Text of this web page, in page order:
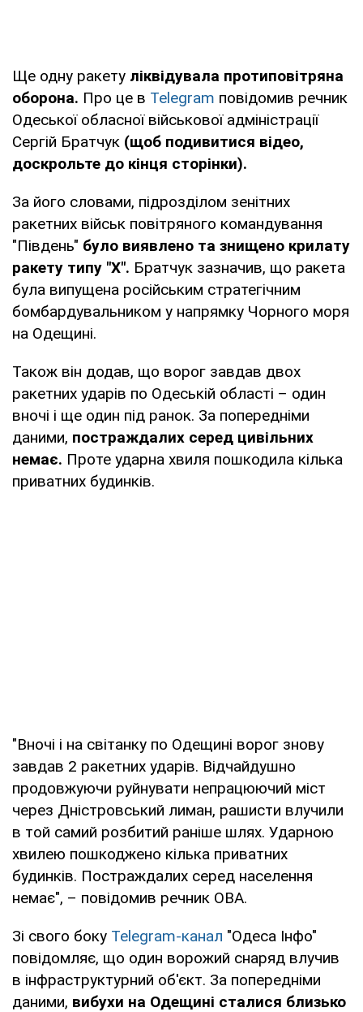
Ще одну ракету ліквідувала протиповітряна
оборона. Про це в Telegram повідомив речник
Одеської обласної військової адміністрації
Сергій Братчук (щоб подивитися відео,
доскрольте до кінця сторінки).
За його словами, підрозділом зенітних
ракетних військ повітряного командування
"Південь" було виявлено та знищено крилату
ракету типу "Х". Братчук зазначив, що ракета
була випущена російським стратегічним
бомбардувальником у напрямку Чорного моря
на Одещині.
Також він додав, що ворог завдав двох
ракетних ударів по Одеській області – один
вночі і ще один під ранок. За попередніми
даними, постраждалих серед цивільних
немає. Проте ударна хвиля пошкодила кілька
приватних будинків.
"Вночі і на світанку по Одещині ворог знову
завдав 2 ракетних ударів. Відчайдушно
продовжуючи руйнувати непрацюючий міст
через Дністровський лиман, рашисти влучили
в той самий розбитий раніше шлях. Ударною
хвилею пошкоджено кілька приватних
будинків. Постраждалих серед населення
немає", – повідомив речник ОВА.
Зі свого боку Telegram-канал "Одеса Інфо"
повідомляє, що один ворожий снаряд влучив
в інфраструктурний об'єкт. За попередніми
даними, вибухи на Одещині сталися близько